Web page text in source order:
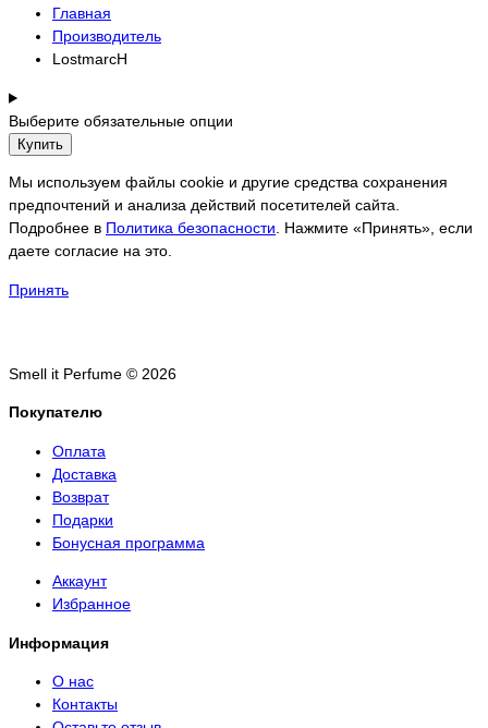
Главная
Производитель
LostmarcH
Выберите обязательные опции
Купить
Мы используем файлы cookie и другие средства сохранения
предпочтений и анализа действий посетителей сайта.
Подробнее в Политика безопасности. Нажмите «Принять», если
даете согласие на это.
Принять
Smell it Perfume © 2026
Покупателю
Оплата
Доставка
Возврат
Подарки
Бонусная программа
Аккаунт
Избранное
Информация
О нас
Контакты